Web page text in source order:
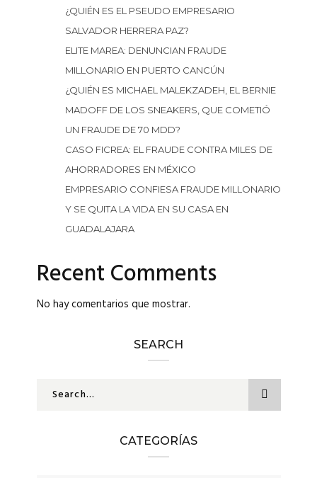
¿QUIÉN ES EL PSEUDO EMPRESARIO
SALVADOR HERRERA PAZ?
ELITE MAREA: DENUNCIAN FRAUDE
MILLONARIO EN PUERTO CANCÚN
¿QUIÉN ES MICHAEL MALEKZADEH, EL BERNIE
MADOFF DE LOS SNEAKERS, QUE COMETIÓ
UN FRAUDE DE 70 MDD?
CASO FICREA: EL FRAUDE CONTRA MILES DE
AHORRADORES EN MÉXICO
EMPRESARIO CONFIESA FRAUDE MILLONARIO
Y SE QUITA LA VIDA EN SU CASA EN
GUADALAJARA
Recent Comments
No hay comentarios que mostrar.
SEARCH
CATEGORÍAS